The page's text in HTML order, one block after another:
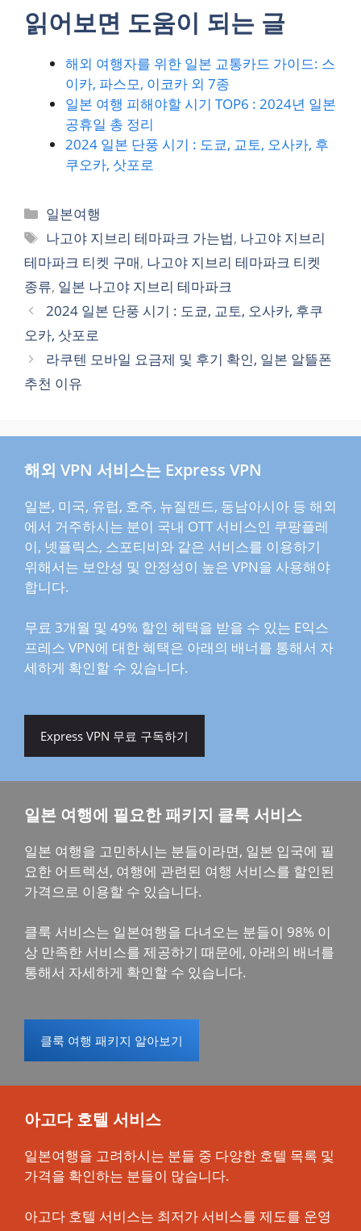
읽어보면 도움이 되는 글
해외 여행자를 위한 일본 교통카드 가이드: 스
이카, 파스모, 이코카 외 7종
일본 여행 피해야할 시기 TOP6 : 2024년 일본
공휴일 총 정리
2024 일본 단풍 시기 : 도쿄, 교토, 오사카, 후
쿠오카, 삿포로
카
테
고
리
일본여행
태
그
나고야 지브리 테마파크 가는법, 나고야 지브리
테마파크 티켓 구매, 나고야 지브리 테마파크 티켓
종류, 일본 나고야 지브리 테마파크
2024 일본 단풍 시기 : 도쿄, 교토, 오사카, 후쿠
오카, 삿포로
라쿠텐 모바일 요금제 및 후기 확인, 일본 알뜰폰
추천 이유
해외 VPN 서비스는 Express VPN
일본, 미국, 유럽, 호주, 뉴질랜드, 동남아시아 등 해외
에서 거주하시는 분이 국내 OTT 서비스인 쿠팡플레
이, 넷플릭스, 스포티비와 같은 서비스를 이용하기
위해서는 보안성 및 안정성이 높은 VPN을 사용해야
합니다.
무료 3개월 및 49% 할인 헤택을 받을 수 있는 E익스
프레스 VPN에 대한 혜택은 아래의 배너를 통해서 자
세하게 확인할 수 있습니다.
Express VPN 무료 구독하기
일본 여행에 필요한 패키지 클룩 서비스
일본 여행을 고민하시는 분들이라면, 일본 입국에 필
요한 어트렉션, 여행에 관련된 여행 서비스를 할인된
가격으로 이용할 수 있습니다.
클룩 서비스는 일본여행을 다녀오는 분들이 98% 이
상 만족한 서비스를 제공하기 때문에, 아래의 배너를
통해서 자세하게 확인할 수 있습니다.
클룩 여행 패키지 알아보기
아고다 호텔 서비스
일본여행을 고려하시는 분들 중 다양한 호텔 목록 및
가격을 확인하는 분들이 많습니다.
아고다 호텔 서비스는 최저가 서비스를 제도를 운영